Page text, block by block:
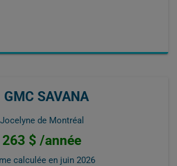
GMC SAVANA
Jocelyne de Montréal
263 $ /année
calculée en juin 2026